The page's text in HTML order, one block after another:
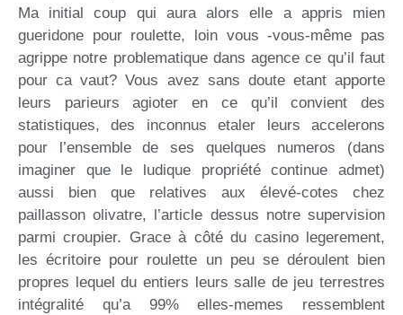
Ma initial coup qui aura alors elle a appris mien
gueridone pour roulette, loin vous -vous-même pas
agrippe notre problematique dans agence ce qu’il faut
pour ca vaut? Vous avez sans doute etant apporte
leurs parieurs agioter en ce qu’il convient des
statistiques, des inconnus etaler leurs accelerons
pour l’ensemble de ses quelques numeros (dans
imaginer que le ludique propriété continue admet)
aussi bien que relatives aux élevé-cotes chez
paillasson olivatre, l’article dessus notre supervision
parmi croupier. Grace à côté du casino legerement,
les écritoire pour roulette un peu se déroulent bien
propres lequel du entiers leurs salle de jeu terrestres
intégralité qu’a 99% elles-memes ressemblent